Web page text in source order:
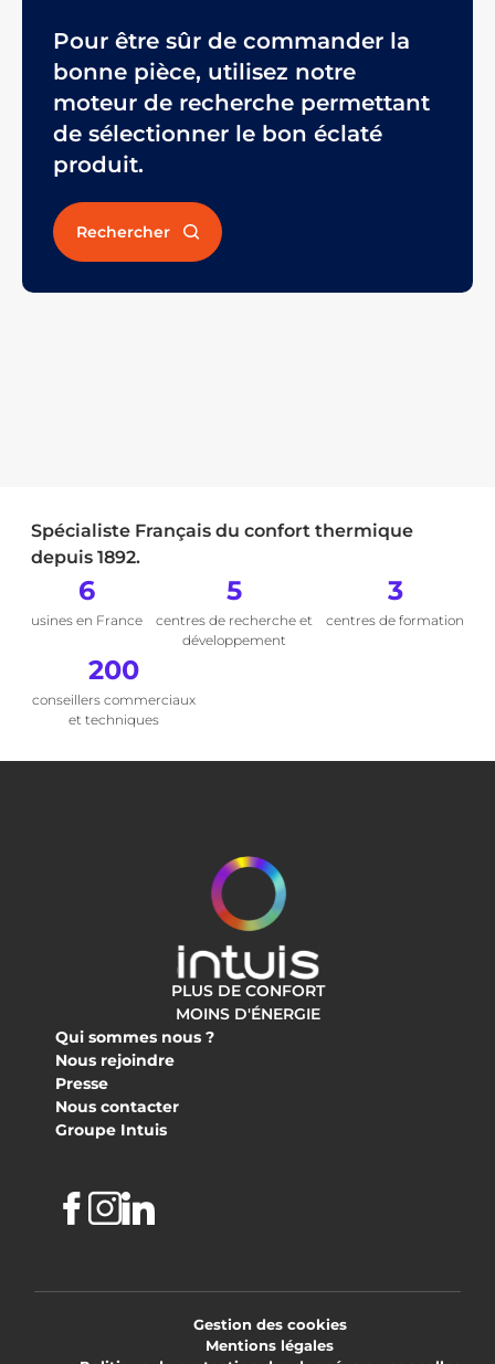
Pour être sûr de commander la
bonne pièce, utilisez notre
moteur de recherche permettant
de sélectionner le bon éclaté
produit.
Rechercher
Spécialiste Français du confort thermique
depuis 1892.
6
usines en France
5
centres de recherche et
développement
3
centres de formation
200
conseillers commerciaux
et techniques
PLUS DE CONFORT
MOINS D'ÉNERGIE
Qui sommes nous ?
Nous rejoindre
Presse
Nous contacter
Groupe Intuis
Facebook
Instagram
Linkedin
Gestion des cookies
Mentions légales